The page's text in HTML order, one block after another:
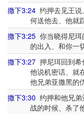
撒下3:24 约押去见王
何送他去、他就
撒下3:25 你当晓得尼珥
的出入、和你一
撒下3:27 押尼珥回到
他说机密话、就
他兄弟亚撒黑的
撒下3:30 约押和他兄弟
战的时候、杀了